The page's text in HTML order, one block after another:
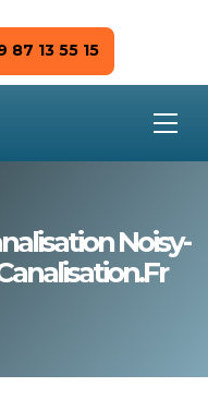
87 13 55 15
Noisy-